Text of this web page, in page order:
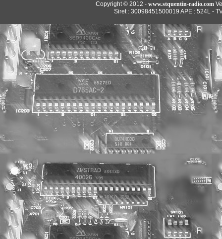
Copyright © 2012 - www.stquentin-radio.com
Siret : 30098451500019 APE : 524L -